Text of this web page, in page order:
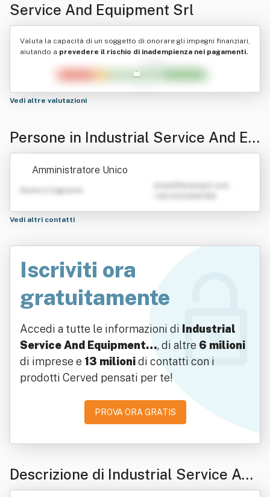
Service And Equipment Srl
Valuta la capacità di un soggetto di onorare gli impegni finanziari,
aiutando a prevedere il rischio di inadempienza nei pagamenti.
Vedi altre valutazioni
Persone in Industrial Service And Eq
uipment Srl
Amministratore Unico
Nome e Cognome
Vedi altri contatti
Iscriviti ora
gratuitamente
Accedi a tutte le informazioni di Industrial
Service And Equipment…, di altre 6 milioni
di imprese e 13 milionidi contatti con i
prodotti Cerved pensati per te!
PROVA ORA GRATIS
Descrizione di Industrial Service And